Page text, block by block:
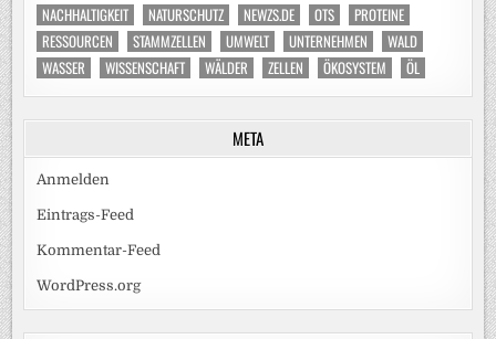
NACHHALTIGKEIT
NATURSCHUTZ NEWZS.DE OTS
PROTEINE
RESSOURCEN
STAMMZELLEN UMWELT UNTERNEHMEN
WALD
WASSER
WISSENSCHAFT WÄLDER ZELLEN ÖKOSYSTEM ÖL
META
Anmelden
Eintrags-Feed
Kommentar-Feed
WordPress.org